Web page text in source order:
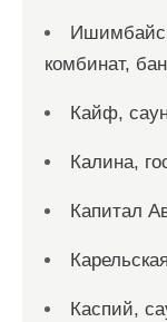
комбинат,
Кайф,
Калина,
Капитал
Каспий,